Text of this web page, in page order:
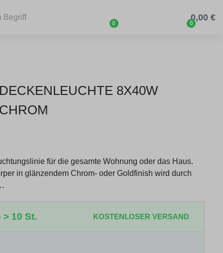
0 0
0,00 €
8X40W
für die gesamte Wohnung oder das Haus.
in glänzendem Chrom- oder Goldfinish wird durch
10 St. KOSTENLOSER VERSAND